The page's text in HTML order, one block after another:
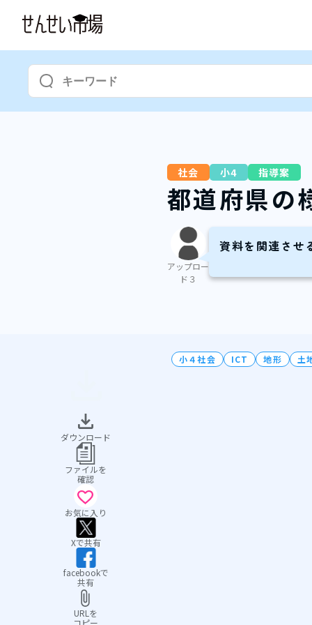
社会 小4 指導案
都道府県の
アップロー
ド３
資料を関連させ
ダウンロード
ファイルを
確認
お気に入り
Xで共有
facebookで
共有
URLを
コピー
小４社会 ICT 地形 土